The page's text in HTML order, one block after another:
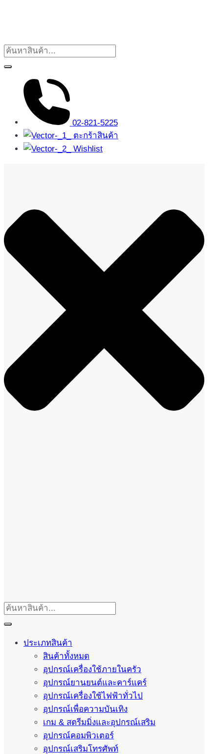
02-821-5225
ตะกร้าสินค้า
Wishlist
ประเภทสินค้า
สินค้าทั้งหมด
อุปกรณ์เครื่องใช้ภายในครัว
อุปกรณ์ยานยนต์และคาร์แคร์
อุปกรณ์เครื่องใช้ไฟฟ้าทั่วไป
อุปกรณ์เพื่อความบันเทิง
เกม & สตรีมมิ่งและอุปกรณ์เสริม
อุปกรณ์คอมพิวเตอร์
อุปกรณ์เสริมโทรศัพท์